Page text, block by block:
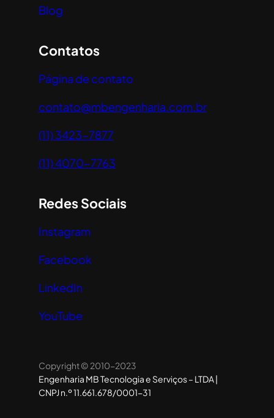
Blog
Contatos
Página de contato
contato@mbengenharia.com.br
(11) 3423-7877
(11) 4070-7763
Redes Sociais
Instagram
Facebook
LinkedIn
YouTube
Copyright © 2010-2023
Engenharia MB Tecnologia e Serviços – LTDA |
CNPJ n.º 11.661.678/0001-31